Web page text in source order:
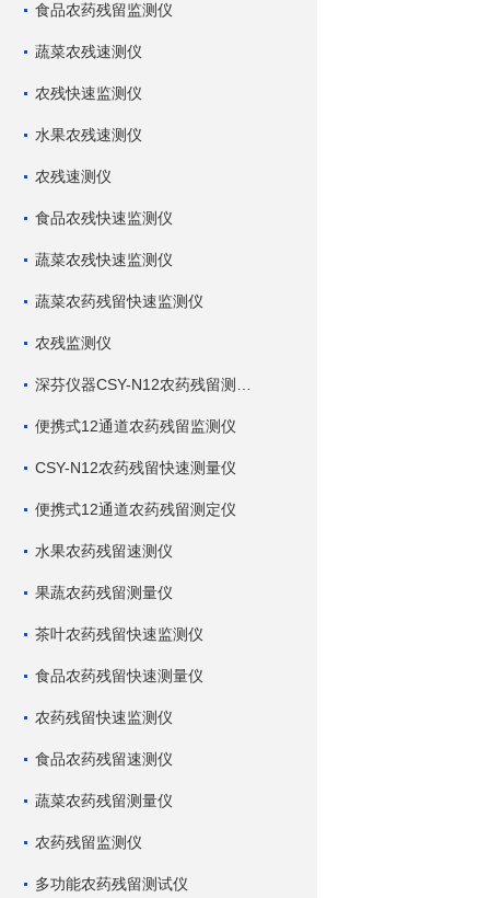
食品农药残留监测仪
蔬菜农残速测仪
农残快速监测仪
水果农残速测仪
农残速测仪
食品农残快速监测仪
蔬菜农残快速监测仪
蔬菜农药残留快速监测仪
农残监测仪
便携式12通道农药残留监测仪
CSY-N12农药残留快速测量仪
便携式12通道农药残留测定仪
水果农药残留速测仪
果蔬农药残留测量仪
茶叶农药残留快速监测仪
食品农药残留快速测量仪
农药残留快速监测仪
食品农药残留速测仪
蔬菜农药残留测量仪
农药残留监测仪
多功能农药残留测试仪